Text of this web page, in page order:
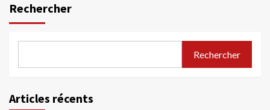
Rechercher
Rechercher
Articles récents